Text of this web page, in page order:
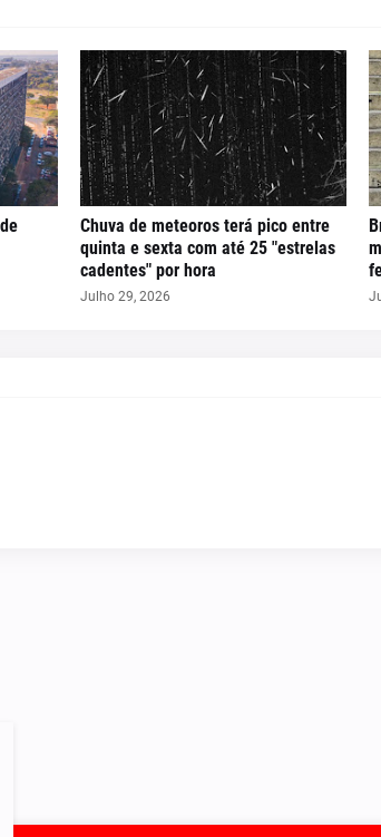
Chuva de meteoros terá pico entre
quinta e sexta com até 25 "estrelas
cadentes" por hora
Julho 29, 2026